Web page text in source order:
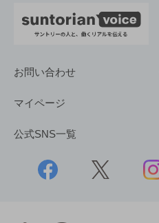
お問い合わせ
マイページ
公式SNS一覧